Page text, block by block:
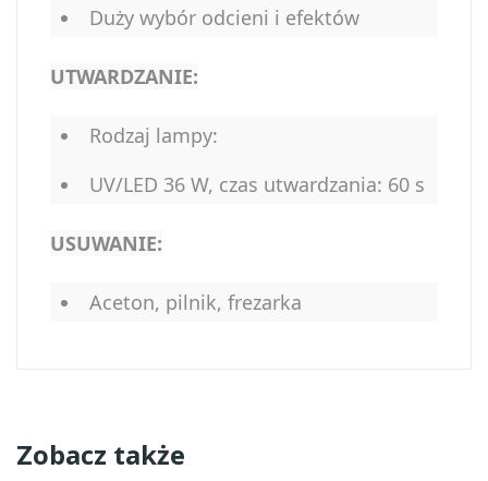
Duży wybór odcieni i efektów
UTWARDZANIE:
Rodzaj lampy:
UV/LED 36 W, czas utwardzania: 60 s
USUWANIE:
Aceton, pilnik, frezarka
Zobacz także